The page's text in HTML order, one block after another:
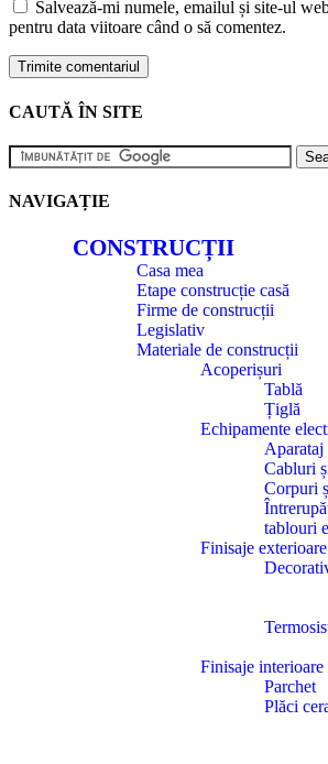
Salvează-mi numele, emailul și site-ul
pentru data viitoare când o să comentez.
CAUTĂ ÎN SITE
NAVIGAȚIE
CONSTRUCȚII
Casa mea
Etape construcție casă
Firme de construcții
Legislativ
Materiale de construcții
Acoperișuri
Tablă
Țiglă
Echipamente
Aparataj
Cabluri
Corpuri
tablouri
Finisaje exterioare
Finisaje interioare
Parchet
Plăci